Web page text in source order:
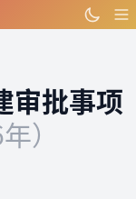
审批事项
）